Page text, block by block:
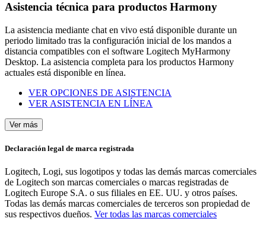
Asistencia técnica para productos Harmony
La asistencia mediante chat en vivo está disponible durante un
periodo limitado tras la configuración inicial de los mandos a
distancia compatibles con el software Logitech MyHarmony
Desktop. La asistencia completa para los productos Harmony
actuales está disponible en línea.
VER OPCIONES DE ASISTENCIA
VER ASISTENCIA EN LÍNEA
Ver más
Declaración legal de marca registrada
Logitech, Logi, sus logotipos y todas las demás marcas comerciales
de Logitech son marcas comerciales o marcas registradas de
Logitech Europe S.A. o sus filiales en EE. UU. y otros países.
Todas las demás marcas comerciales de terceros son propiedad de
sus respectivos dueños. Ver todas las marcas comerciales